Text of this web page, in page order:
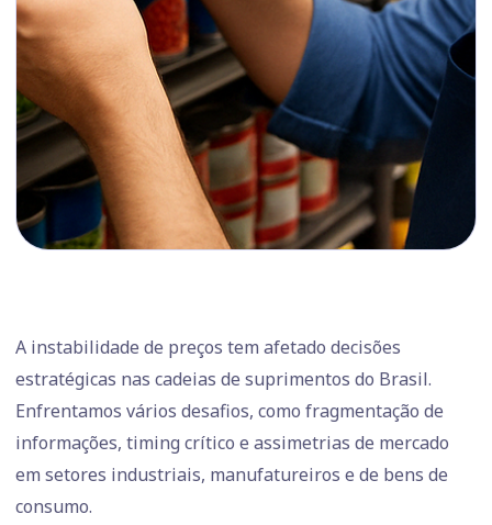
A instabilidade de preços tem afetado decisões
estratégicas nas cadeias de suprimentos do Brasil.
Enfrentamos vários desafios, como fragmentação de
informações, timing crítico e assimetrias de mercado
em setores industriais, manufatureiros e de bens de
consumo.